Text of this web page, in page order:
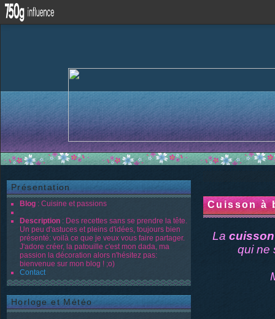
Présentation
Blog : Cuisine et passions
Description : Des recettes sans se prendre la tête.
Un peu d'astuces et pleins d'idées, toujours bien
présenté: voilà ce que je veux vous faire partager.
J'adore créer, la patouille c'est mon dada, ma
passion la décoration alors n'hésitez pas:
bienvenue sur mon blog ! ;o)
Contact
Horloge et Météo
Cuisson à
La
qui ne